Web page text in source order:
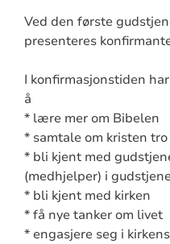
Ved den første
presenteres
I konfirmasjonstiden
å
* lære mer om Bibelen
* samtale om kristen tro
* bli kjent med
(medhjelper) i
* bli kjent med kirken
* få nye tanker om livet
* engasjere seg i